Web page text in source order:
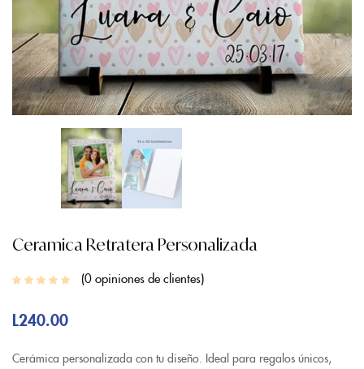
Ceramica Retratera Personalizada
0opiniones de clientes
L240.00
Cerámica personalizada con tu diseño. Ideal para regalos únicos,